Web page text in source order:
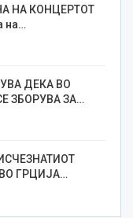
НА КОНЦЕРТОТ
на…
ДЕКА ВО
ЗБОРУВА ЗА…
ГРЦИЈА…